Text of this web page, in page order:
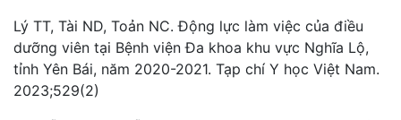
Lý TT, Tài ND, Toản NC. Động lực làm việc của điều
dưỡng viên tại Bệnh viện Đa khoa khu vực Nghĩa Lộ,
tỉnh Yên Bái, năm 2020-2021. Tạp chí Y học Việt Nam.
2023;529(2)